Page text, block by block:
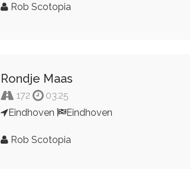
Rob Scotopia
Rondje Maas
172
03:25
Eindhoven
Eindhoven
Rob Scotopia